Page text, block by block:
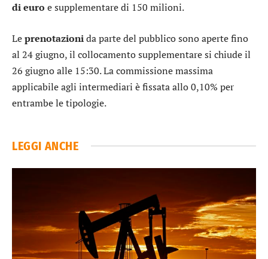
di euro e supplementare di 150 milioni.
Leprenotazionida parte del pubblico sono aperte fino
al 24 giugno, il collocamento supplementare si chiude il
26 giugno alle 15:30. La commissione massima
applicabile agli intermediari è fissata allo 0,10% per
entrambe le tipologie.
LEGGI ANCHE